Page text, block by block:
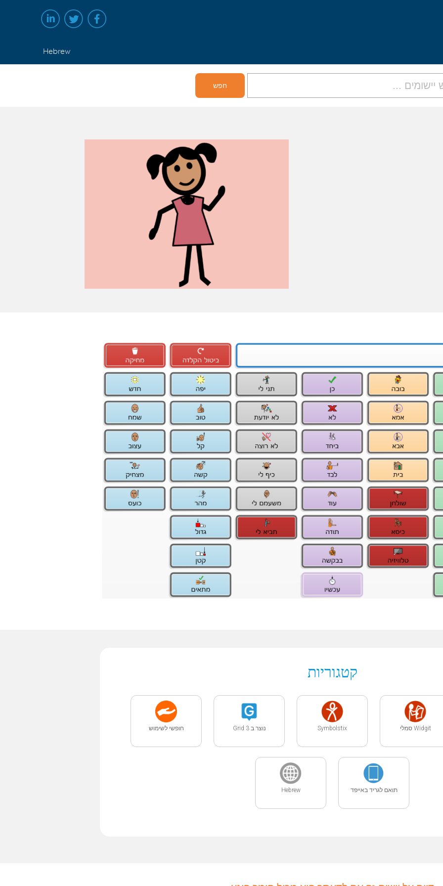
Hebrew
קטגוריות
Widgit סמלי Symbolstix נוצר ב Grid 3 חופשי לשימוש
תואם לגריד באייפד Hebrew